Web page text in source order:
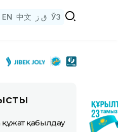
EN 中文 ق ز ЎЗ
құжат қабылдау